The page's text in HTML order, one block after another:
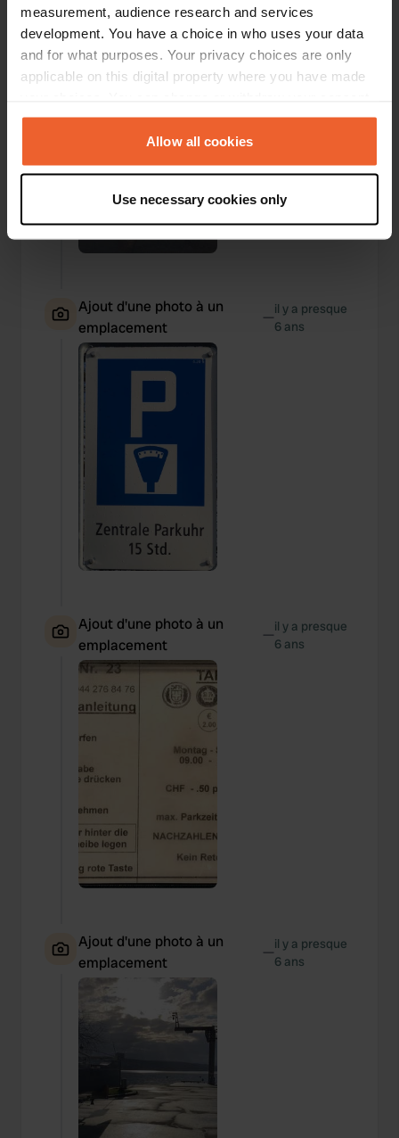
measurement, audience research and services
development. You have a choice in who uses your data
and for what purposes. Your privacy choices are only
applicable on this digital property where you have made
any time from the Cookie Declaration or by clicking on
the Privacy trigger icon.
Collect information about your geographical location
which can be accurate to within several meters
Identify your device by actively scanning it for
and set your preferences in the
details section.
We use cookies to personalise content and ads, to
provide social media features and to analyse our traffic.
We also share information about your use of our site with
our social media, advertising and analytics partners who
may combine it with other information that you’ve
provided to them or that they’ve collected from your use
of their services.
Allow all cookies
Use necessary cookies only
emplacement 6 ans
Ajout d'une photo à un
emplacement
—il y a presque
6 ans
Ajout d'une photo à un
emplacement
—il y a presque
6 ans
Ajout d'une photo à un
emplacement
—il y a presque
6 ans